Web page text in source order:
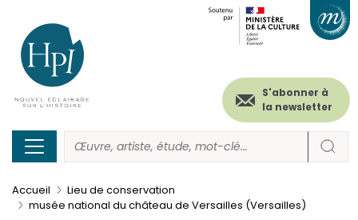
contenu
principal
Menu
secondaire
(header)
S'abonner à
la newsletter
Accueil
Lieu de conservation
musée national du château de Versailles (Versailles)